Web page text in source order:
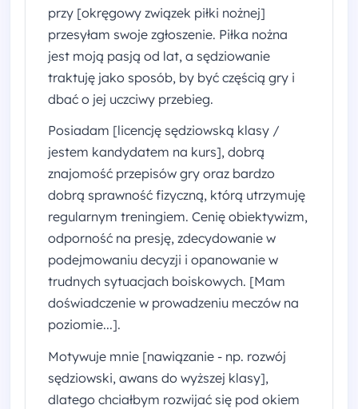
przy [okręgowy związek piłki nożnej]
przesyłam swoje zgłoszenie. Piłka nożna
jest moją pasją od lat, a sędziowanie
traktuję jako sposób, by być częścią gry i
dbać o jej uczciwy przebieg.
Posiadam [licencję sędziowską klasy /
jestem kandydatem na kurs], dobrą
znajomość przepisów gry oraz bardzo
dobrą sprawność fizyczną, którą utrzymuję
regularnym treningiem. Cenię obiektywizm,
odporność na presję, zdecydowanie w
podejmowaniu decyzji i opanowanie w
trudnych sytuacjach boiskowych. [Mam
doświadczenie w prowadzeniu meczów na
poziomie...].
Motywuje mnie [nawiązanie - np. rozwój
sędziowski, awans do wyższej klasy],
dlatego chciałbym rozwijać się pod okiem